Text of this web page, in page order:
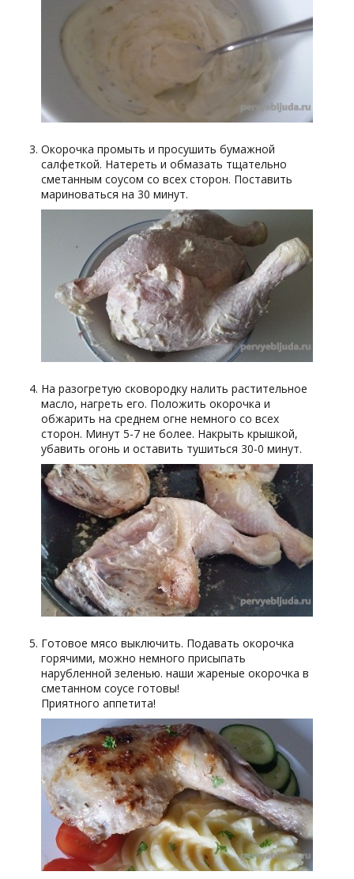
Окорочка промыть и просушить бумажной
салфеткой. Натереть и обмазать тщательно
сметанным соусом со всех сторон. Поставить
мариноваться на 30 минут.
На разогретую сковородку налить растительное
масло, нагреть его. Положить окорочка и
обжарить на среднем огне немного со всех
сторон. Минут 5-7 не более. Накрыть крышкой,
убавить огонь и оставить тушиться 30-0 минут.
Готовое мясо выключить. Подавать окорочка
горячими, можно немного присыпать
нарубленной зеленью. наши жареные окорочка в
сметанном соусе готовы!
Приятного аппетита!